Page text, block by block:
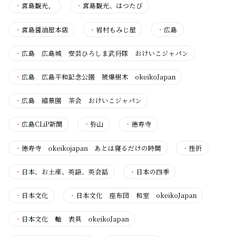
・ 宮島観光， ・ 宮島観光、はつたび
・ 宮島醤油屋本店 ・岩村もみじ屋 ・ 広島
・ 広島 広島城 安芸ひろしま武将隊 おけいこジャパン
・ 広島 広島平和記念公園 被爆樹木 okeikoJapan
・ 広島 縮景園 茶会 おけいこジャパン
・ 広島CLiP新聞 ・弥山 ・徳寿寺
・ 徳寿寺 okeikojapan あとは寝るだけの時間 ・挫折
・ 日本、お土産、英語、英会話 ・ 日本の四季
・ 日本文化 ・ 日本文化 座布団 和室 okeikoJapan
・ 日本文化 軸 表具 okeikoJapan